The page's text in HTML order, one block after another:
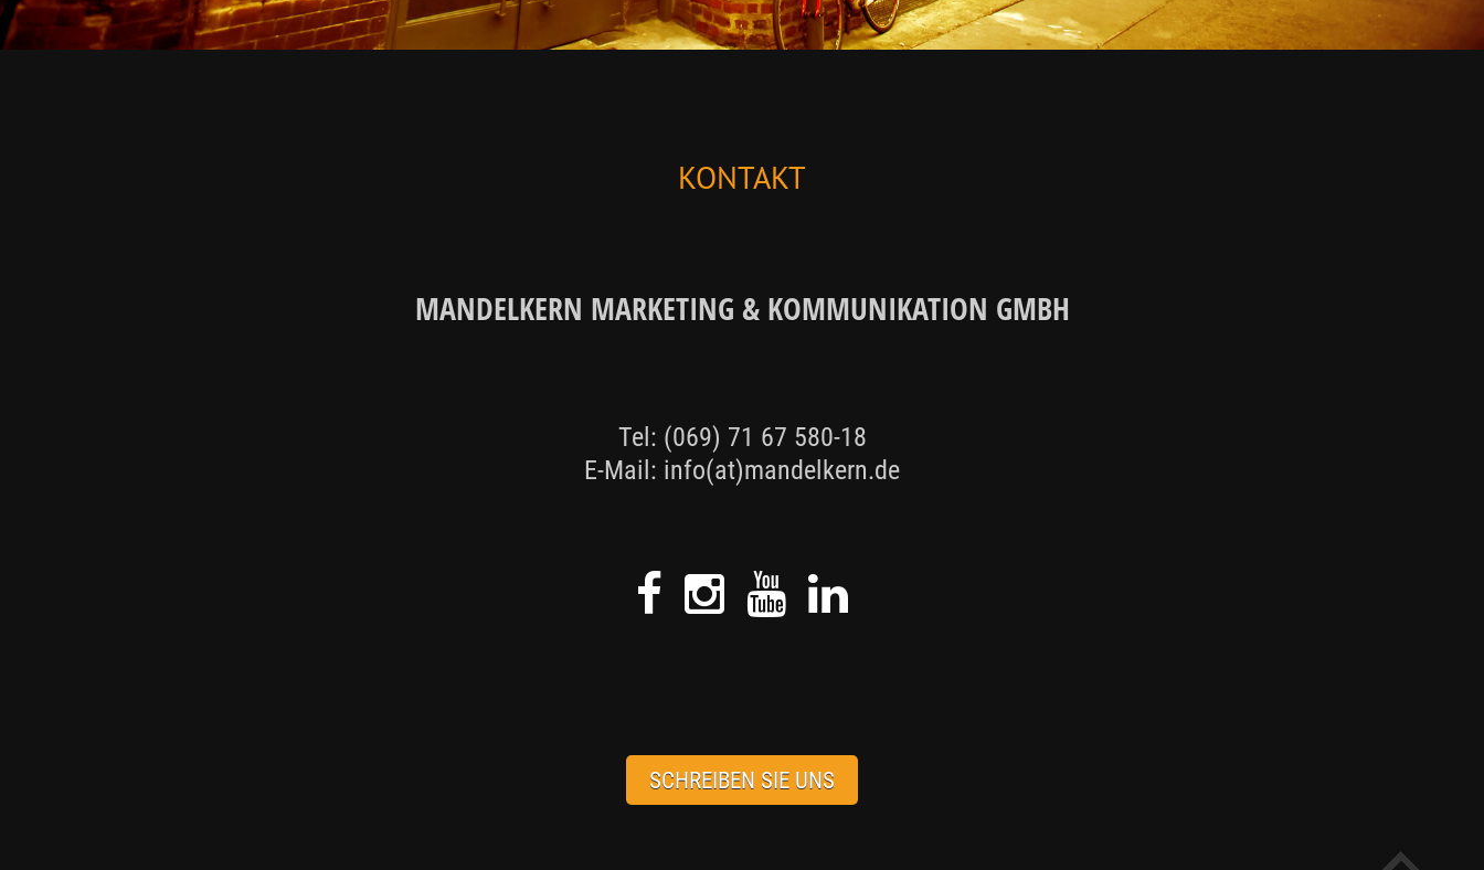
KONTAKT
MANDELKERN MARKETING & KOMMUNIKATION GMBH
Tel: (069) 71 67 580-18
E-Mail: info(at)mandelkern.de
SCHREIBEN SIE UNS